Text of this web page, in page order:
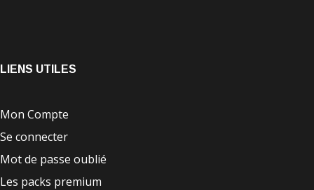
LIENS UTILES
Mon Compte
Se connecter
Mot de passe oublié
Les packs premium